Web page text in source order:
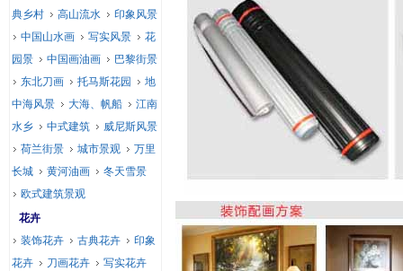
典乡村
高山流水
印象风景
中国山水画
写实风景
花
园景
中国画油画
巴黎街景
东北刀画
托马斯花园
地
中海风景
大海、帆船
江南
水乡
中式建筑
威尼斯风景
荷兰街景
城市景观
万里
长城
黄河油画
冬天雪景
欧式建筑景观
花卉
装饰花卉
古典花卉
印象
花卉
刀画花卉
写实花卉